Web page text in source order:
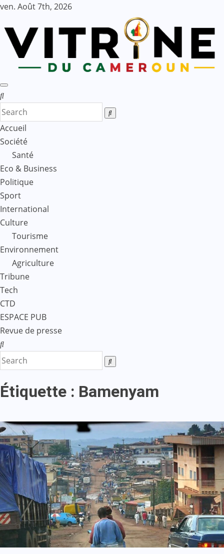
Skip
content
ven. Août 7th, 2026
Accueil
Société
Santé
Eco & Business
Politique
Sport
International
Culture
Tourisme
Environnement
Agriculture
Tribune
Tech
CTD
ESPACE PUB
Revue de presse
Étiquette : Bamenyam